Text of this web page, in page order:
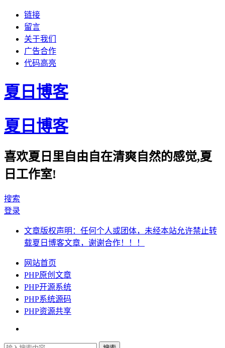
链接
留言
关于我们
广告合作
代码高亮
夏日博客
夏日博客
喜欢夏日里自由自在清爽自然的感觉,夏
日工作室!
搜索
登录
文章版权声明：任何个人或团体，未经本站允许禁止转
载夏日博客文章，谢谢合作！！！
网站首页
PHP原创文章
PHP开源系统
PHP系统源码
PHP资源共享